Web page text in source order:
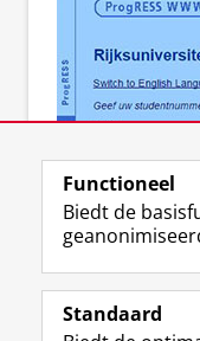
ProgRESS WWW
Volg
Functioneel
Biedt de
Standaard